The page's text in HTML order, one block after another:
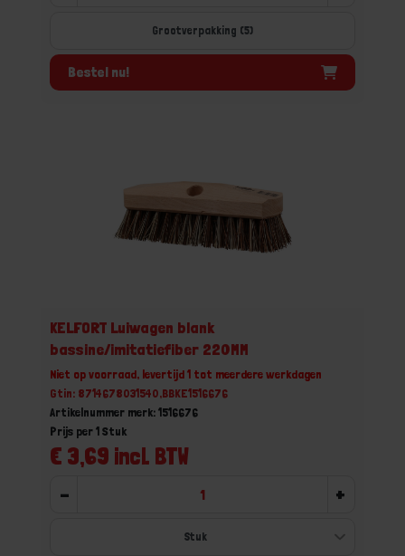
Grootverpakking (5)
Bestel nu!
KELFORT Luiwagen blank
bassine/imitatiefiber 220MM
Niet op voorraad, levertijd 1 tot meerdere werkdagen
Gtin: 8714678031540,BBKE1516676
Artikelnummer merk: 1516676
€ 3,69 incl. BTW
Prijs per 1 Stuk
- +